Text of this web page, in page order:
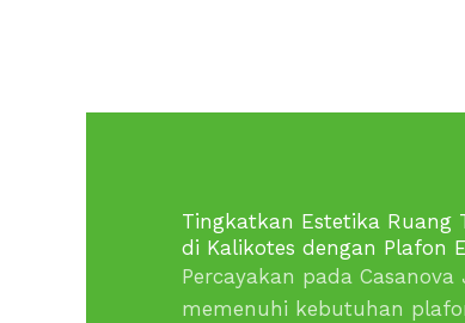
Tingkatkan Estetika Ruang
di Kalikotes dengan Plafon
Percayakan pada
memenuhi kebutuhan